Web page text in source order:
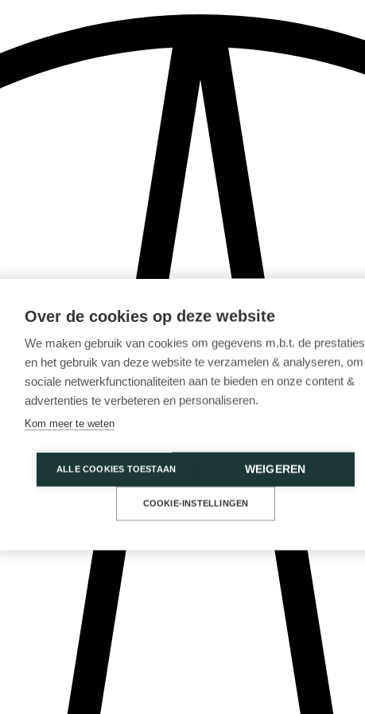
Over de cookies op deze website
We maken gebruik van cookies om gegevens m.b.t. de prestaties
en het gebruik van deze website te verzamelen & analyseren, om
sociale netwerkfunctionaliteiten aan te bieden en onze content &
advertenties te verbeteren en personaliseren.
Kom meer te weten
ALLE COOKIES TOESTAAN WEIGEREN
COOKIE-INSTELLINGEN